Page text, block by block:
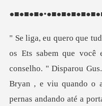
pernas andando até a